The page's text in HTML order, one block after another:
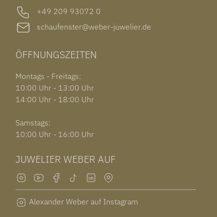
+49 209 93072 0
schaufenster@weber-juwelier.de
ÖFFNUNGSZEITEN
Montags - Freitags:
10:00 Uhr - 13:00 Uhr
14:00 Uhr - 18:00 Uhr
Samstags:
10:00 Uhr - 16:00 Uhr
JUWELIER WEBER AUF
Alexander Weber auf Instagram